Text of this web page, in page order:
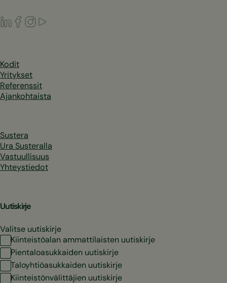
LinkedIn
Facebook
Instagram
Kodit
Yritykset
Referenssit
Ajankohtaista
Sustera
Ura Susteralla
Vastuullisuus
Yhteystiedot
Uutiskirje
Valitse uutiskirje
Kiinteistöalan ammattilaisten uutiskirje
Pientaloasukkaiden uutiskirje
Taloyhtiöasukkaiden uutiskirje
Kiinteistönvälittäjien uutiskirje